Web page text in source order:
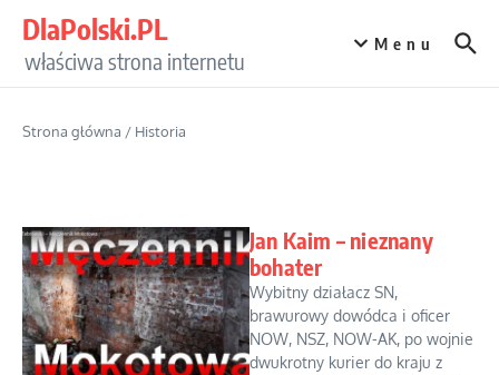
DlaPolski.PL
właściwa strona internetu
Menu
Strona główna / Historia
Jan Kaim – nieznany
bohater
Wybitny działacz SN,
brawurowy dowódca i oficer
NOW, NSZ, NOW-AK, po wojnie
dwukrotny kurier do kraju z